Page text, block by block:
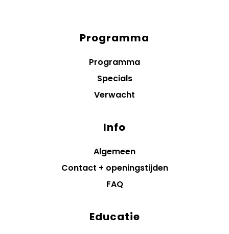
Programma
Programma
Specials
Verwacht
Info
Algemeen
Contact + openingstijden
FAQ
Educatie